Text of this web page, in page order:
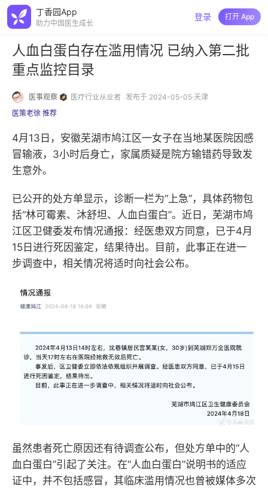
丁香园App
助力中国医生成长
登录 打开 App
人血白蛋白存在滥用情况 已纳入第二批
重点监控目录
医事观察 医疗行业从业者 发布于 2024-05-05·天津
医策老徐 推荐
4月13日，安徽芜湖市鸠江区一女子在当地某医院因感
冒输液，3小时后身亡，家属质疑是院方输错药导致发
生意外。
已公开的处方单显示，诊断一栏为“上急”，具体药物包
括“林可霉素、沐舒坦、人血白蛋白”。近日，芜湖市鸠
江区卫健委发布情况通报：经医患双方同意，已于4月
15日进行死因鉴定，结果待出。目前，此事正在进一
步调查中，相关情况将适时向社会公布。
虽然患者死亡原因还有待调查公布，但处方单中的“人
血白蛋白”引起了关注。在“人血白蛋白”说明书的适应
证中，并不包括感冒，其临床滥用情况也曾被媒体多次